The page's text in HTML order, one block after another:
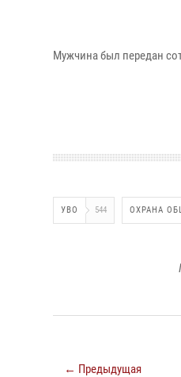
Мужчина был передан
УВО 544 ОХРАНА
← Предыдущая